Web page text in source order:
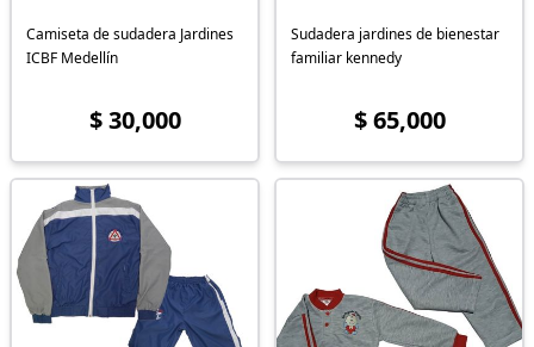
Camiseta de sudadera Jardines
ICBF Medellín
$ 30,000
Sudadera jardines de bienestar
familiar kennedy
$ 65,000